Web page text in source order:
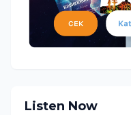
Listen Now